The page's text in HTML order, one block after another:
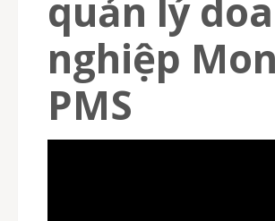
quản lý
nghiệp
PMS